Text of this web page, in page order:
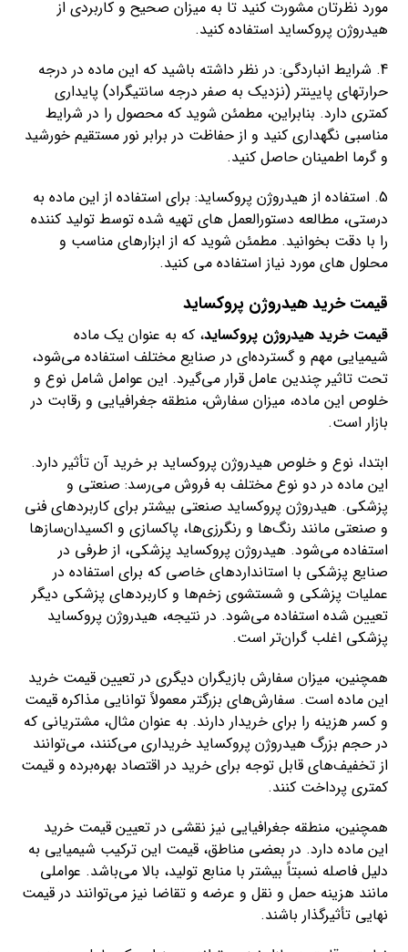
مورد نظرتان مشورت کنید تا به میزان صحیح و کاربردی از
هیدروژن پروکساید استفاده کنید.
4. شرایط انباردگی: در نظر داشته باشید که این ماده در درجه
حرارتهای پایینتر (نزدیک به صفر درجه سانتیگراد) پایداری
کمتری دارد. بنابراین، مطمئن شوید که محصول را در شرایط
مناسبی نگهداری کنید و از حفاظت در برابر نور مستقیم خورشید
و گرما اطمینان حاصل کنید.
5. استفاده از هیدروژن پروکساید: برای استفاده از این ماده به
درستی، مطالعه دستورالعمل های تهیه شده توسط تولید کننده
را با دقت بخوانید. مطمئن شوید که از ابزارهای مناسب و
محلول های مورد نیاز استفاده می کنید.
قیمت خرید هیدروژن پروکساید
قیمت خرید هیدروژن پروکساید، که به عنوان یک ماده
شیمیایی مهم و گسترده‌ای در صنایع مختلف استفاده می‌شود،
تحت تاثیر چندین عامل قرار می‌گیرد. این عوامل شامل نوع و
خلوص این ماده، میزان سفارش، منطقه جغرافیایی و رقابت در
بازار است.
ابتدا، نوع و خلوص هیدروژن پروکساید بر خرید آن تأثیر دارد.
این ماده در دو نوع مختلف به فروش می‌رسد: صنعتی و
پزشکی. هیدروژن پروکساید صنعتی بیشتر برای کاربردهای فنی
و صنعتی مانند رنگ‌ها و رنگرزی‌ها، پاکسازی و اکسیدان‌سازها
استفاده می‌شود. هیدروژن پروکساید پزشکی، از طرفی در
صنایع پزشکی با استانداردهای خاصی که برای استفاده در
عملیات پزشکی و شستشوی زخم‌ها و کاربردهای پزشکی دیگر
تعیین شده استفاده می‌شود. در نتیجه، هیدروژن پروکساید
پزشکی اغلب گران‌تر است.
همچنین، میزان سفارش بازیگران دیگری در تعیین قیمت خرید
این ماده است. سفارش‌های بزرگتر معمولاً توانایی مذاکره قیمت
و کسر هزینه را برای خریدار دارند. به عنوان مثال، مشتریانی که
در حجم بزرگ هیدروژن پروکساید خریداری می‌کنند، می‌توانند
از تخفیف‌های قابل توجه برای خرید در اقتصاد بهره‌برده و قیمت
کمتری پرداخت کنند.
همچنین، منطقه جغرافیایی نیز نقشی در تعیین قیمت خرید
این ماده دارد. در بعضی مناطق، قیمت این ترکیب شیمیایی به
دلیل فاصله نسبتاً بیشتر با منابع تولید، بالا می‌باشد. عواملی
مانند هزینه حمل و نقل و عرضه و تقاضا نیز می‌توانند در قیمت
نهایی تأثیرگذار باشند.